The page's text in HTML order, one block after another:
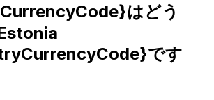
はどう
です